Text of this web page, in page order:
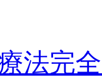
法完